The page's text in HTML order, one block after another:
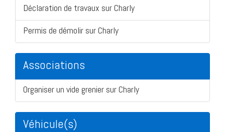
Déclaration de travaux sur Charly
Permis de démolir sur Charly
Associations
Organiser un vide grenier sur Charly
Véhicule(s)